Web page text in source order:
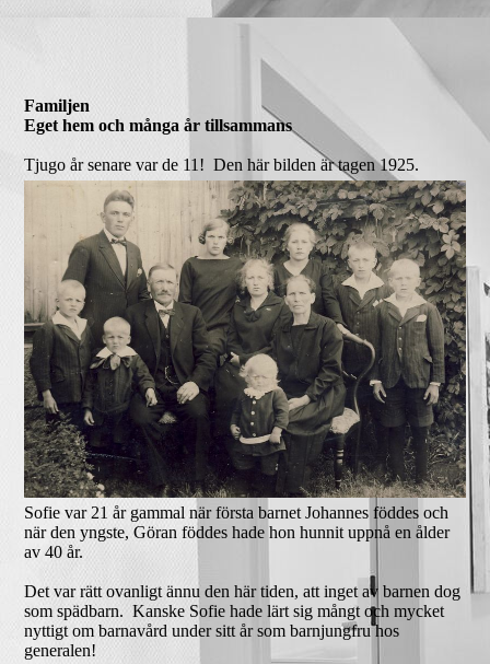
Familjen
Eget hem och många år tillsammans
Tjugo år senare var de 11! Den här bilden är tagen 1925.
Sofie var 21 år gammal när första barnet Johannes föddes och
när den yngste, Göran föddes hade hon hunnit uppnå en ålder
av 40 år.
Det var rätt ovanligt ännu den här tiden, att inget av barnen dog
som spädbarn. Kanske Sofie hade lärt sig mångt och mycket
nyttigt om barnavård under sitt år som barnjungfru hos
generalen!